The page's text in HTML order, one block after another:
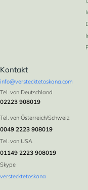
Kontakt
info@verstecktetoskana.com
Tel. von Deutschland
02223 908019
Tel. von Österreich/Schweiz
0049 2223 908019
Tel. von USA
01149 2223 908019
Skype
verstecktetoskana